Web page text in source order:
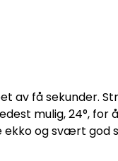
av få sekunder.
mulig, 24°, for
og svært god